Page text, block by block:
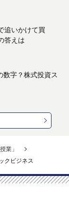
追いかけて買
答えは
数字？株式投資ス
業」
クビジネス